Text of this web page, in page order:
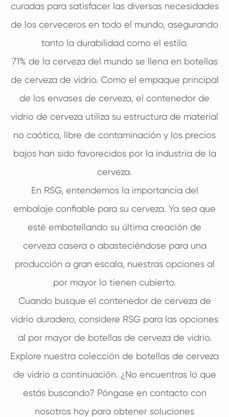
curadas para satisfacer las diversas necesidades
de los cerveceros en todo el mundo, asegurando
tanto la durabilidad como el estilo.
71% de la cerveza del mundo se llena en botellas
de cerveza de vidrio. Como el empaque principal
de los envases de cerveza, el contenedor de
vidrio de cerveza utiliza su estructura de material
no caótica, libre de contaminación y los precios
bajos han sido favorecidos por la industria de la
cerveza.
En RSG, entendemos la importancia del
embalaje confiable para su cerveza. Ya sea que
esté embotellando su última creación de
cerveza casera o abasteciéndose para una
producción a gran escala, nuestras opciones al
por mayor lo tienen cubierto.
Cuando busque el contenedor de cerveza de
vidrio duradero, considere RSG para las opciones
al por mayor de botellas de cerveza de vidrio.
Explore nuestra colección de botellas de cerveza
de vidrio a continuación. ¿No encuentras lo que
estás buscando? Póngase en contacto con
nosotros hoy para obtener soluciones